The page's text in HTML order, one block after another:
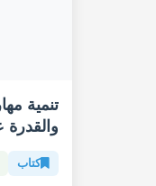
تنمية
والقدرة
كتاب